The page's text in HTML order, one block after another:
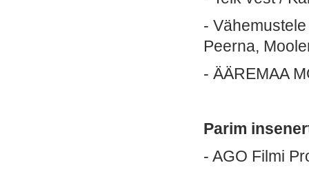
-
Peerna,
- ÄÄREMAA
Parim
- AGO Filmi